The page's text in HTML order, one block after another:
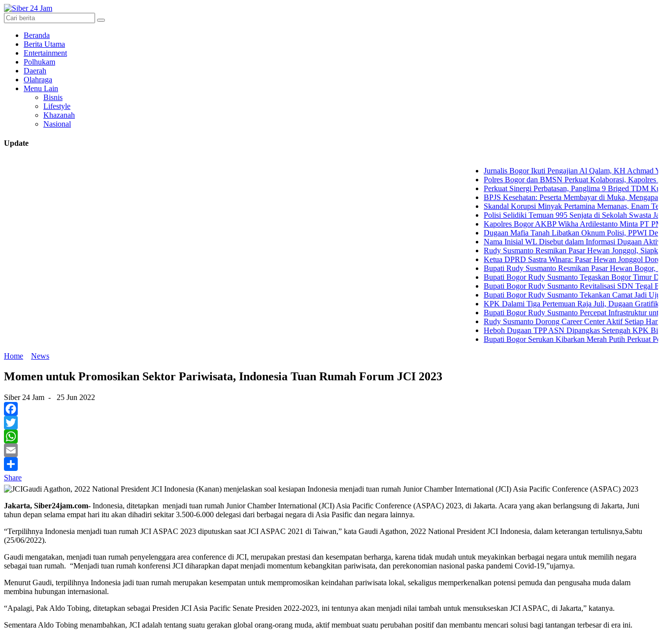
Beranda
Berita Utama
Entertainment
Polhukam
Daerah
Olahraga
Menu Lain
Bisnis
Lifestyle
Khazanah
Nasional
Update
Jurnalis Bogor Ikuti Pengajian Al Qalam, KH Achmad Yaudin
Polres Bogor dan BMSN Perkuat Kolaborasi, Kapolres Ajak
Perkuat Sinergi Perbatasan, Panglima 9 Briged TDM Kunjungi
BPJS Kesehatan: Peserta Membayar di Muka, Mengapa Masih
Skandal Korupsi Minyak Pertamina Memanas, Enam Tersangka
Polisi Selidiki Temuan 995 Senjata di Sekolah Swasta Jakarta
Kapolres Bogor AKBP Wikha Ardilestanto Minta PT PMC
Dugaan Mafia Tanah Libatkan Oknum Polisi, PPWI Desak
Nama Inisial WL Disebut dalam Informasi Dugaan Aktivitas di
Rudy Susmanto Resmikan Pasar Hewan Jonggol, Siapkan
Ketua DPRD Sastra Winara: Pasar Hewan Jonggol Dorong
Bupati Rudy Susmanto Resmikan Pasar Hewan Bogor,
Bupati Bogor Rudy Susmanto Tegaskan Bogor Timur Disiapkan
Bupati Bogor Rudy Susmanto Revitalisasi SDN Tegal Benteng,
Bupati Bogor Rudy Susmanto Tekankan Camat Jadi Ujung
KPK Dalami Tiga Pertemuan Raja Juli, Dugaan Gratifikasi
Bupati Bogor Rudy Susmanto Percepat Infrastruktur untuk
Rudy Susmanto Dorong Career Center Aktif Setiap Hari Perluas
Heboh Dugaan TPP ASN Dipangkas Setengah KPK Bidik
Bupati Bogor Serukan Kibarkan Merah Putih Perkuat Persatuan
Home
News
Momen untuk Promosikan Sektor Pariwisata, Indonesia Tuan Rumah Forum JCI 2023
Siber 24 Jam - 25 Jun 2022
Facebook
Twitter
WhatsApp
Email
Share
Gaudi Agathon, 2022 National President JCI Indonesia (Kanan) menjelaskan soal kesiapan Indonesia menjadi tuan rumah Junior Chamber International (JCI) Asia Pacific Conference (ASPAC) 2023
Jakarta, Siber24jam.com- Indonesia, ditetapkan menjadi tuan rumah Junior Chamber International (JCI) Asia Pacific Conference (ASPAC) 2023, di Jakarta. Acara yang akan berlangsung di Jakarta, Juni
tahun depan selama empat hari itu akan dihadiri sekitar 3.500-6.000 delegasi dari berbagai negara di Asia Pasific dan negara lainnya.
“Terpilihnya Indonesia menjadi tuan rumah JCI ASPAC 2023 diputuskan saat JCI ASPAC 2021 di Taiwan,” kata Gaudi Agathon, 2022 National President JCI Indonesia, dalam keterangan tertulisnya,Sabtu
(25/06/2022).
Gaudi mengatakan, menjadi tuan rumah penyelenggara area conference di JCI, merupakan prestasi dan kesempatan berharga, karena tidak mudah untuk meyakinkan berbagai negara untuk memilih negara
sebagai tuan rumah. “Menjadi tuan rumah konferensi JCI diharapkan dapat menjadi momentum kebangkitan pariwisata, dan perekonomian nasional paska pandemi Covid-19,”ujarnya.
Menurut Gaudi, terpilihnya Indonesia jadi tuan rumah merupakan kesempatan untuk mempromosikan keindahan pariwisata lokal, sekaligus memperkenalkan potensi pemuda dan pengusaha muda dalam
membina hubungan internasional.
“Apalagi, Pak Aldo Tobing, ditetapkan sebagai Presiden JCI Asia Pacific Senate Presiden 2022-2023, ini tentunya akan menjadi nilai tambah untuk mensukseskan JCI ASPAC, di Jakarta,” katanya.
Sementara Aldo Tobing menambahkan, JCI adalah tentang suatu gerakan global orang-orang muda, aktif membuat suatu perubahan positif dan membantu mencari solusi bagi tantangan terbesar di era ini.